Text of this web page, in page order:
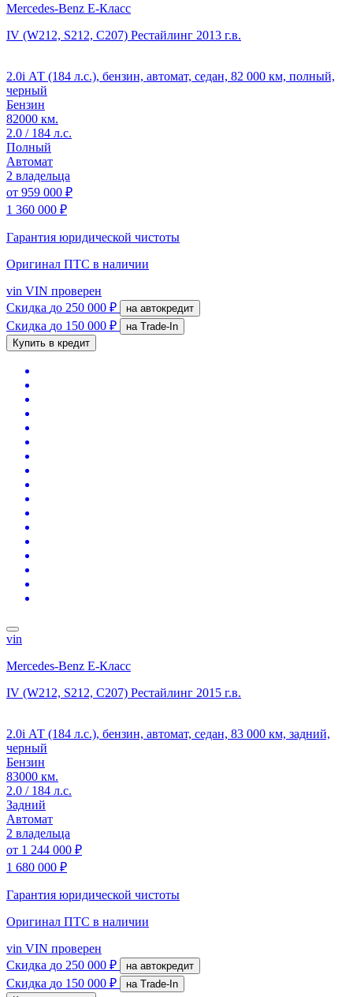
Mercedes-Benz E-Класс
IV (W212, S212, C207) Рестайлинг 2013 г.в.
2.0i АТ (184 л.с.), бензин, автомат, седан, 82 000 км, полный,
черный
Бензин
82000 км.
2.0 / 184 л.с.
Полный
Автомат
2 владельца
от 959 000 ₽
1 360 000 ₽
Гарантия юридической чистоты
Оригинал ПТС в наличии
vin VIN проверен
Скидка до 250 000 ₽ на автокредит
Скидка до 150 000 ₽
на Trade-In
Купить в кредит
vin
Mercedes-Benz E-Класс
IV (W212, S212, C207) Рестайлинг 2015 г.в.
2.0i АТ (184 л.с.), бензин, автомат, седан, 83 000 км, задний,
черный
Бензин
83000 км.
2.0 / 184 л.с.
Задний
Автомат
2 владельца
от 1 244 000 ₽
1 680 000 ₽
Гарантия юридической чистоты
Оригинал ПТС в наличии
vin VIN проверен
Скидка до 250 000 ₽ на автокредит
Скидка до 150 000 ₽
на Trade-In